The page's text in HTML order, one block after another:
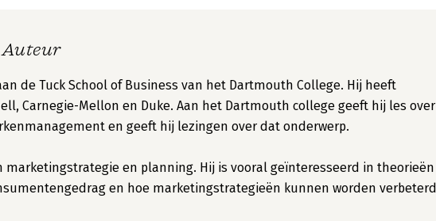
Auteur
de Tuck School of Business van het Dartmouth College. Hij heeft
Carnegie-Mellon en Duke. Aan het Dartmouth college geeft hij les over
en geeft hij lezingen over dat onderwerp.
marketingstrategie en planning. Hij is vooral geïnteresseerd in theorieën
en hoe marketingstrategieën kunnen worden verbeterd